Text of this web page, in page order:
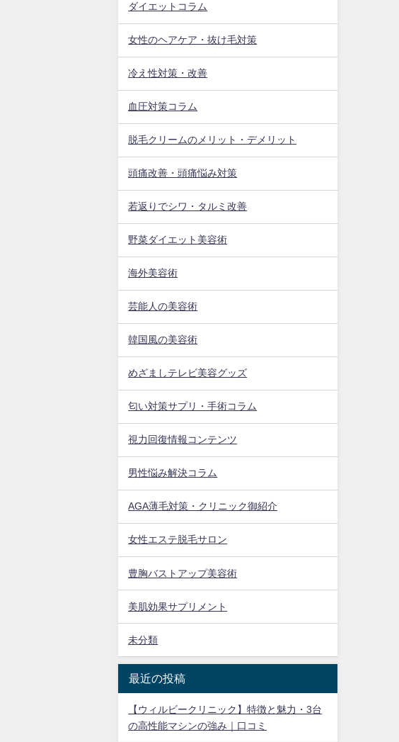
ダイエットコラム
女性のヘアケア・抜け毛対策
冷え性対策・改善
血圧対策コラム
脱毛クリームのメリット・デメリット
頭痛改善・頭痛悩み対策
若返りでシワ・タルミ改善
野菜ダイエット美容術
海外美容術
芸能人の美容術
韓国風の美容術
めざましテレビ美容グッズ
匂い対策サプリ・手術コラム
視力回復情報コンテンツ
男性悩み解決コラム
AGA薄毛対策・クリニック御紹介
女性エステ脱毛サロン
豊胸バストアップ美容術
美肌効果サプリメント
未分類
最近の投稿
【ウィルビークリニック】特徴と魅力・3台
の高性能マシンの強み｜口コミ